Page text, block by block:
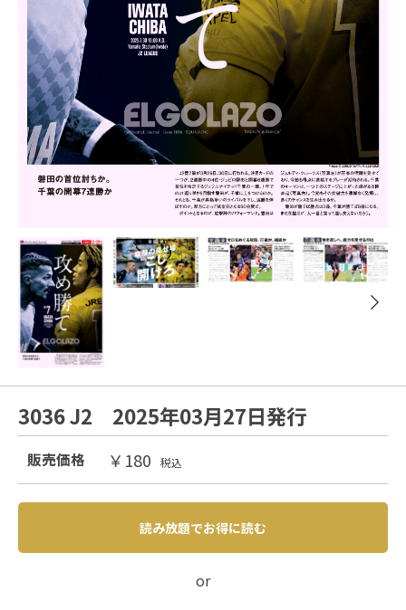
3036 J2 2025年03月27日発行
販売価格 ￥180 税込
読み放題でお得に読む
or